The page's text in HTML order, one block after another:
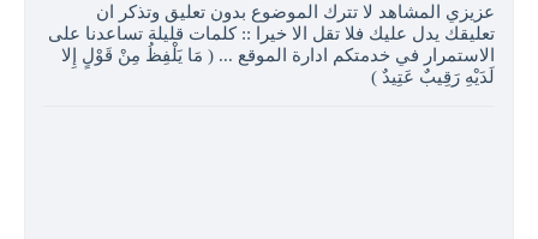
عزيزي المشاهد لا تترك الموضوع بدون تعليق وتذكر ان
تعليقك يدل عليك فلا تقل الا خيرا :: كلمات قليلة تساعدنا على
الاستمرار في خدمتكم ادارة الموقع ... ( مَا يَلْفِظُ مِنْ قَوْلٍ إِلا
لَدَيْهِ رَقِيبٌ عَتِيدٌ )